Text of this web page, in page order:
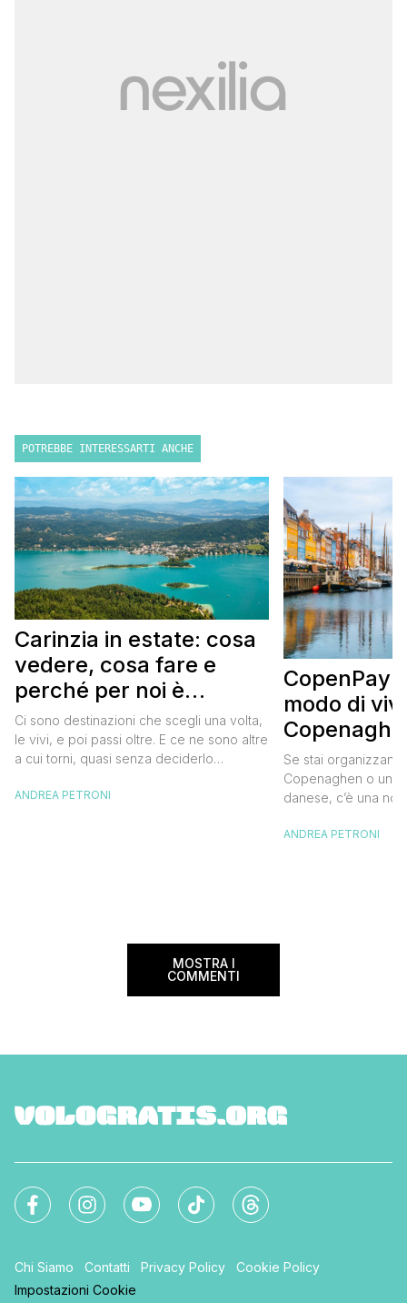
POTREBBE INTERESSARTI ANCHE
Carinzia in estate: cosa
vedere, cosa fare e
perché per noi è
diventata una
destinazione del cuore
Ci sono destinazioni che scegli una volta,
le vivi, e poi passi oltre. E ce ne sono altre
a cui torni, quasi senza deciderlo
richiamarti indietro più che il contrario. Per
ANDREA PETRONI
CopenPay:
modo di
meglio e
meno
Se stai
Copenaghen o un
danese, c’è una
CopenPay ed è
ANDREA PETRONI
MOSTRA I
COMMENTI
Chi Siamo Contatti Privacy Policy
Cookie Policy
Impostazioni Cookie